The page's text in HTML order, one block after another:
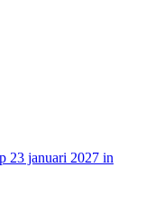
23 januari 2027 in